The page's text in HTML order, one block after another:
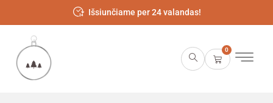
Išsiunčiame per 24 valandas!
0